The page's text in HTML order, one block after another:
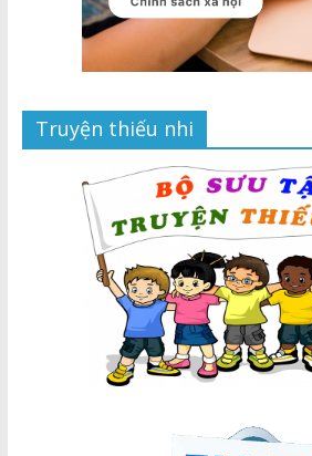
Truyện thiếu nhi